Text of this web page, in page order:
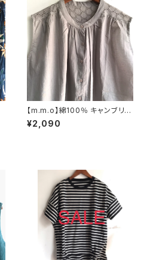
【m.m.o】綿100％ キャンブリッ
ク刺繍切替ブラウス グレー フリ
ーサイズ CLF8349【エムエム
¥2,090